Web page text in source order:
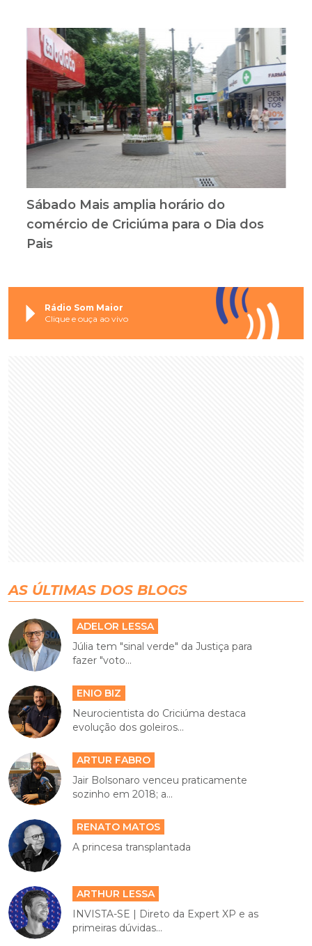
Sábado Mais amplia horário do
comércio de Criciúma para o Dia dos
Pais
Rádio Som Maior
Clique e ouça ao vivo
AS ÚLTIMAS DOS BLOGS
ADELOR LESSA
Júlia tem "sinal verde" da Justiça para
fazer "voto...
ENIO BIZ
Neurocientista do Criciúma destaca
evolução dos goleiros...
ARTUR FABRO
Jair Bolsonaro venceu praticamente
sozinho em 2018; a...
RENATO MATOS
A princesa transplantada
ARTHUR LESSA
INVISTA-SE | Direto da Expert XP e as
primeiras dúvidas...